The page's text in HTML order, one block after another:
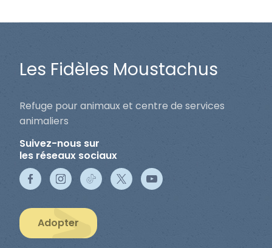
Les Fidèles Moustachus
Refuge pour animaux et centre de services
animaliers
Suivez-nous sur
les réseaux sociaux
Adopter